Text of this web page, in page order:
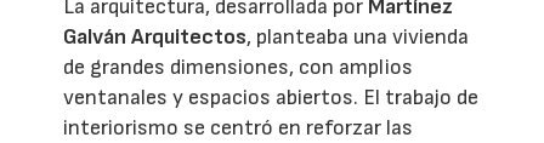
La arquitectura, desarrollada por Martínez
Galván Arquitectos, planteaba una vivienda
de grandes dimensiones, con amplios
ventanales y espacios abiertos. El trabajo de
interiorismo se centró en reforzar las